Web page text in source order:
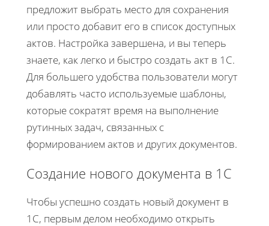
предложит выбрать место для сохранения
или просто добавит его в список доступных
актов. Настройка завершена, и вы теперь
знаете, как легко и быстро создать акт в 1С.
Для большего удобства пользователи могут
добавлять часто используемые шаблоны,
которые сократят время на выполнение
рутинных задач, связанных с
формированием актов и других документов.
Создание нового документа в 1С
Чтобы успешно создать новый документ в
1С, первым делом необходимо открыть